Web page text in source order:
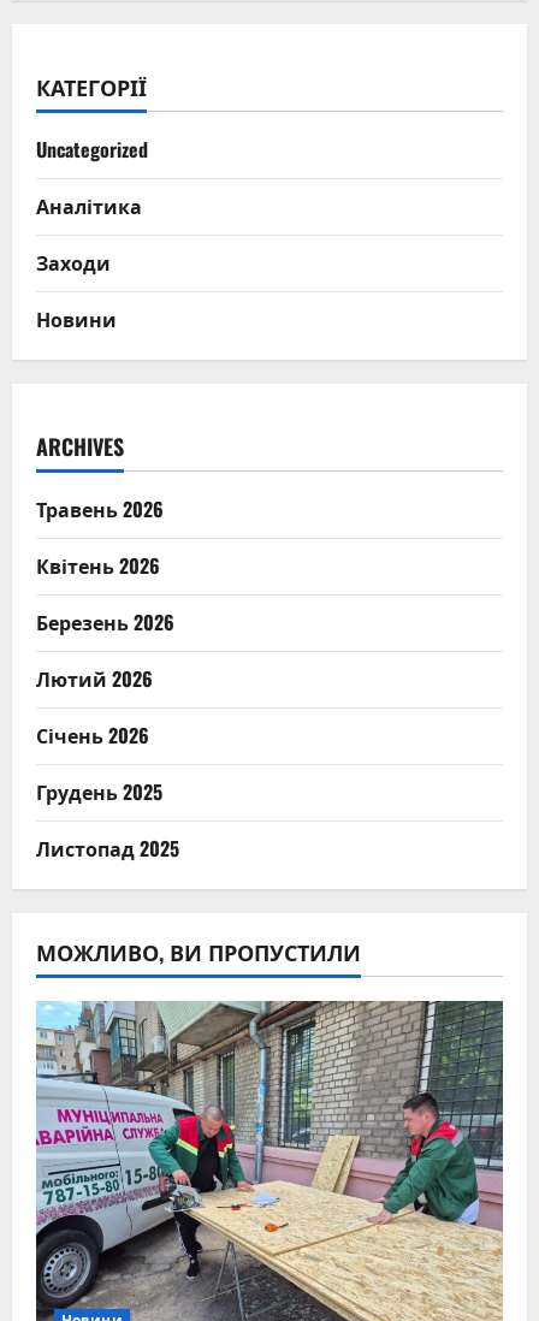
КАТЕГОРІЇ
Uncategorized
Аналітика
Заходи
Новини
ARCHIVES
Травень 2026
Квітень 2026
Березень 2026
Лютий 2026
Січень 2026
Грудень 2025
Листопад 2025
МОЖЛИВО, ВИ ПРОПУСТИЛИ